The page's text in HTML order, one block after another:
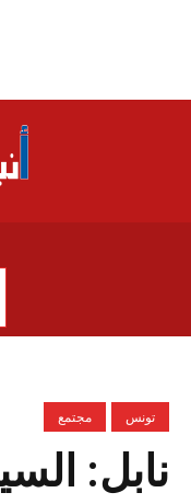
تونس مجتمع
نابل: